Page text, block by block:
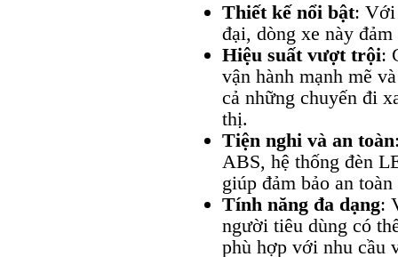
Thiết kế nổi bật: Với
đại, dòng xe này
Hiệu suất vượt trội:
vận hành mạnh mẽ
cả những chuyến đi
thị.
Tiện nghi và an toàn
ABS, hệ thống đèn
giúp đảm bảo an
Tính năng đa dạng:
người tiêu dùng có
phù hợp với nhu cầu